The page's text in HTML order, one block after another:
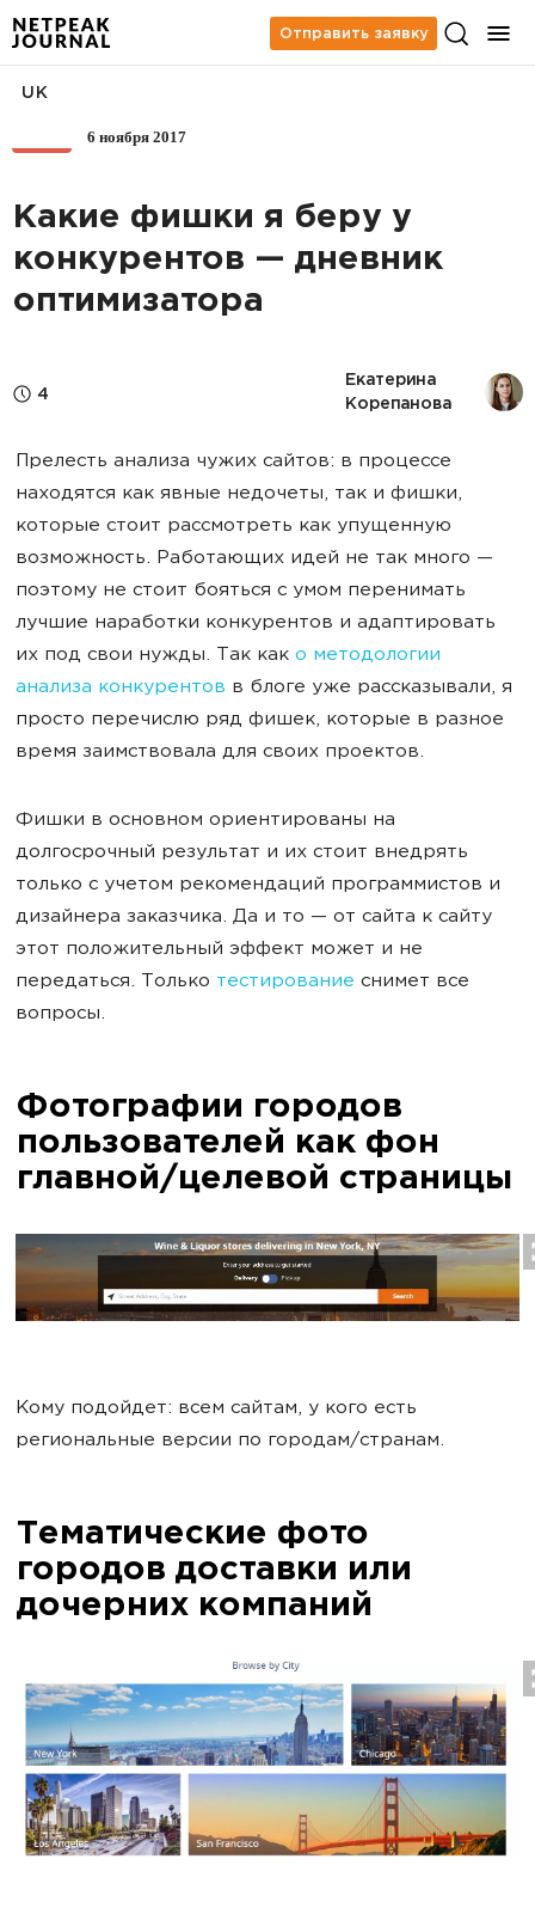
Отправить заявку
6 ноября 2017
UK
Какие фишки я беру у
конкурентов — дневник
оптимизатора
4
Екатерина
Корепанова
Прелесть анализа чужих сайтов: в процессе
находятся как явные недочеты, так и фишки,
которые стоит рассмотреть как упущенную
возможность. Работающих идей не так много —
поэтому не стоит бояться с умом перенимать
лучшие наработки конкурентов и адаптировать
их под свои нужды. Так как о методологии
анализа конкурентов в блоге уже рассказывали, я
просто перечислю ряд фишек, которые в разное
время заимствовала для своих проектов.
Фишки в основном ориентированы на
долгосрочный результат и их стоит внедрять
только с учетом рекомендаций программистов и
дизайнера заказчика. Да и то — от сайта к сайту
этот положительный эффект может и не
передаться. Только тестирование снимет все
вопросы.
Фотографии городов
пользователей как фон
главной/целевой страницы
Кому подойдет: всем сайтам, у кого есть
региональные версии по городам/странам.
Тематические фото
городов доставки или
дочерних компаний